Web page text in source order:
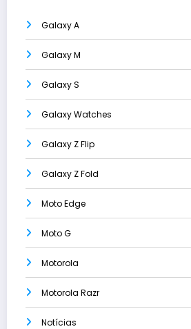
Galaxy A
Galaxy M
Galaxy S
Galaxy Watches
Galaxy Z Flip
Galaxy Z Fold
Moto Edge
Moto G
Motorola
Motorola Razr
Notícias